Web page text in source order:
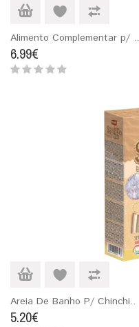
Alimento Complementar p/ ..
6.99€
Areia De Banho P/ Chinchi..
5.20€